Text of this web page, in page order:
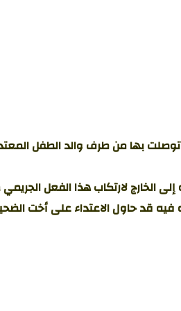
توصلت بها من طرف والد الطفل
سفر والدته إلى الخارج لارتكاب هذا